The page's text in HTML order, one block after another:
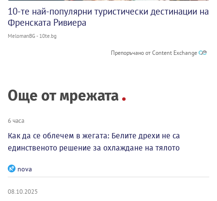
10-те най-популярни туристически дестинации на
Френската Ривиера
MelomanBG - 10te.bg
Препоръчано от Content Exchange
Още от мрежата
6 часа
Как да се облечем в жегата: Белите дрехи не са
единственото решение за охлаждане на тялото
nova
08.10.2025